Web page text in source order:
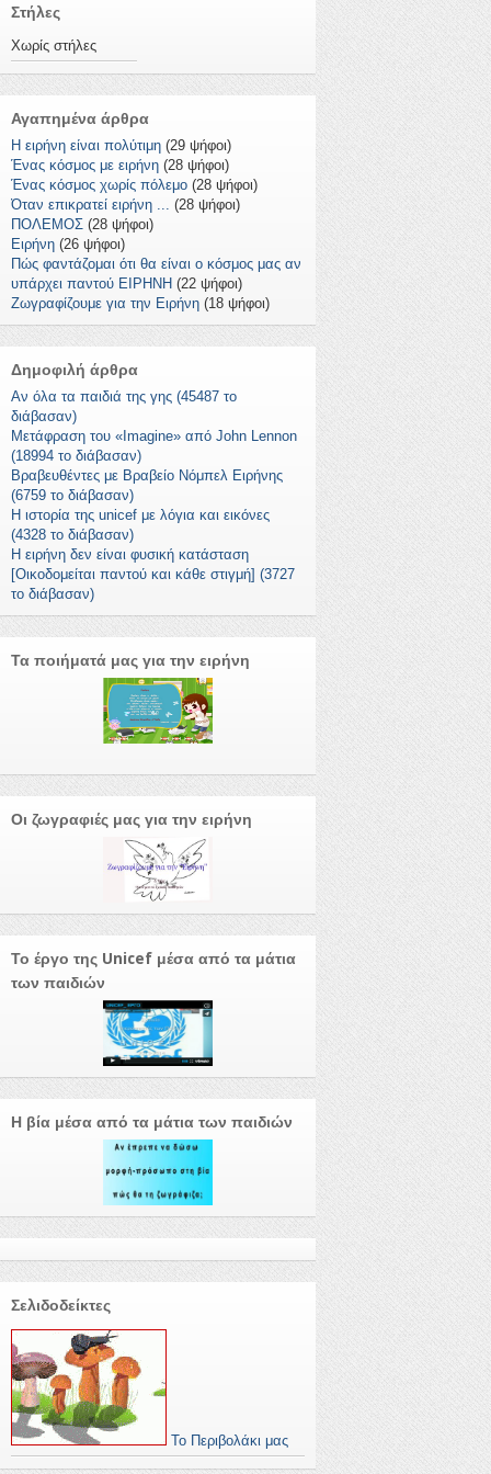
Στήλες
Χωρίς στήλες
Αγαπημένα άρθρα
Η ειρήνη είναι πολύτιμη (29 ψήφοι)
Ένας κόσμος με ειρήνη (28 ψήφοι)
Ένας κόσμος χωρίς πόλεμο (28 ψήφοι)
Όταν επικρατεί ειρήνη ... (28 ψήφοι)
ΠΟΛΕΜΟΣ (28 ψήφοι)
Ειρήνη (26 ψήφοι)
Πώς φαντάζομαι ότι θα είναι ο κόσμος μας αν
υπάρχει παντού ΕΙΡΗΝΗ (22 ψήφοι)
Ζωγραφίζουμε για την Ειρήνη (18 ψήφοι)
Δημοφιλή άρθρα
Αν όλα τα παιδιά της γης (45487 το
διάβασαν)
Μετάφραση του «Imagine» από John Lennon
(18994 το διάβασαν)
Βραβευθέντες με Βραβείο Νόμπελ Ειρήνης
(6759 το διάβασαν)
Η ιστορία της unicef με λόγια και εικόνες
(4328 το διάβασαν)
Η ειρήνη δεν είναι φυσική κατάσταση
[Οικοδομείται παντού και κάθε στιγμή] (3727
το διάβασαν)
Τα ποιήματά μας για την ειρήνη
Οι ζωγραφιές μας για την ειρήνη
Το έργο της Unicef μέσα από τα μάτια
των παιδιών
Η βία μέσα από τα μάτια των παιδιών
Σελιδοδείκτες
Το Περιβολάκι μας